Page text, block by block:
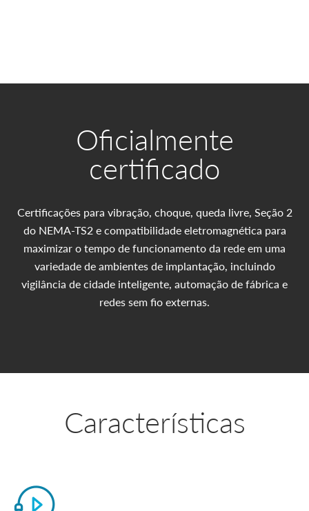
Oficialmente
certificado
Certificações para vibração, choque, queda livre, Seção 2
do NEMA-TS2 e compatibilidade eletromagnética para
maximizar o tempo de funcionamento da rede em uma
variedade de ambientes de implantação, incluindo
vigilância de cidade inteligente, automação de fábrica e
redes sem fio externas.
Características